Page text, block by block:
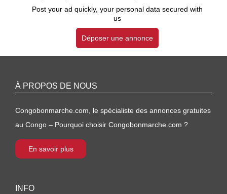
Post your ad quickly, your personal data secured with
us
Déposer une annonce
À PROPOS DE NOUS
Congobonmarche.com, le spécialiste des annonces gratuites
au Congo – Pourquoi choisir Congobonmarche.com ?
En savoir plus
INFO